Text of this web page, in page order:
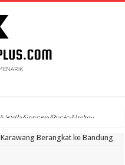
Keuangan Pemda Karawang
Berangkat ke Bandung